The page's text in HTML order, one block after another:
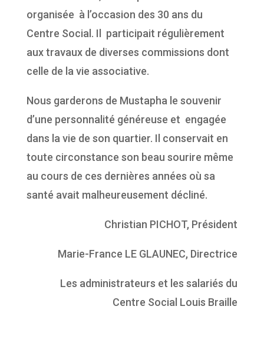
organisée à l’occasion des 30 ans du
Centre Social. Il participait régulièrement
aux travaux de diverses commissions dont
celle de la vie associative.
Nous garderons de Mustapha le souvenir
d’une personnalité généreuse et engagée
dans la vie de son quartier. Il conservait en
toute circonstance son beau sourire même
au cours de ces dernières années où sa
santé avait malheureusement décliné.
Christian PICHOT, Président
Marie-France LE GLAUNEC, Directrice
Les administrateurs et les salariés du
Centre Social Louis Braille